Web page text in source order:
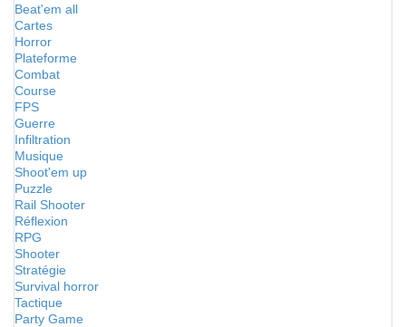
Beat'em all
Cartes
Horror
Plateforme
Combat
Course
FPS
Guerre
Infiltration
Musique
Shoot'em up
Puzzle
Rail Shooter
Réflexion
RPG
Shooter
Stratégie
Survival horror
Tactique
Party Game